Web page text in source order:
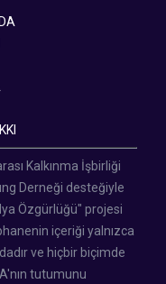
Kalkınma İşbirliği
Derneği desteğiyle
Özgürlüğü" projesi
içeriği yalnızca
ve hiçbir biçimde
tutumunu